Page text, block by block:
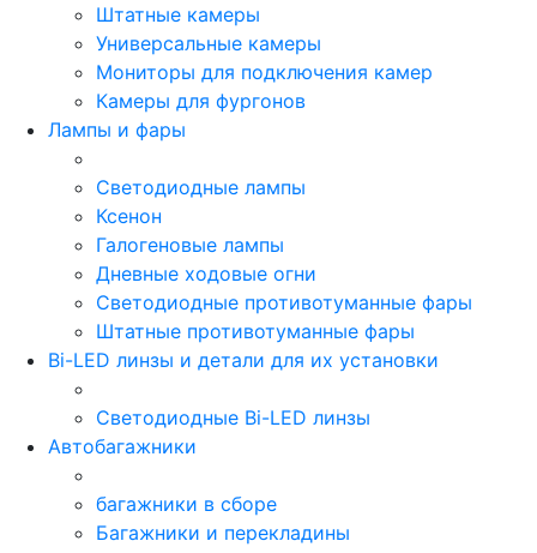
Штатные камеры
Универсальные камеры
Мониторы для подключения камер
Камеры для фургонов
Лампы и фары
Светодиодные лампы
Ксенон
Галогеновые лампы
Дневные ходовые огни
Светодиодные противотуманные фары
Штатные противотуманные фары
Bi-LED линзы и детали для их установки
Светодиодные Bi-LED линзы
Автобагажники
багажники в сборе
Багажники и перекладины